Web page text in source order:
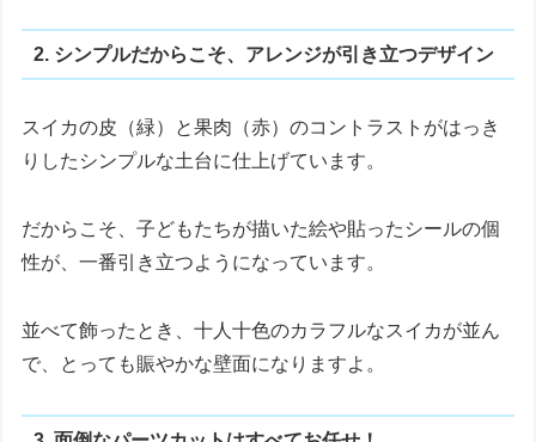
2. シンプルだからこそ、アレンジが引き立つデザイン
スイカの皮（緑）と果肉（赤）のコントラストがはっき
りしたシンプルな土台に仕上げています。
だからこそ、子どもたちが描いた絵や貼ったシールの個
性が、一番引き立つようになっています。
並べて飾ったとき、十人十色のカラフルなスイカが並ん
で、とっても賑やかな壁面になりますよ。